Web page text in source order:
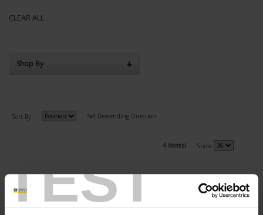
TEST
CLEAR ALL
Shop By
Sort By Set Descending Direction
4 item(s) Show